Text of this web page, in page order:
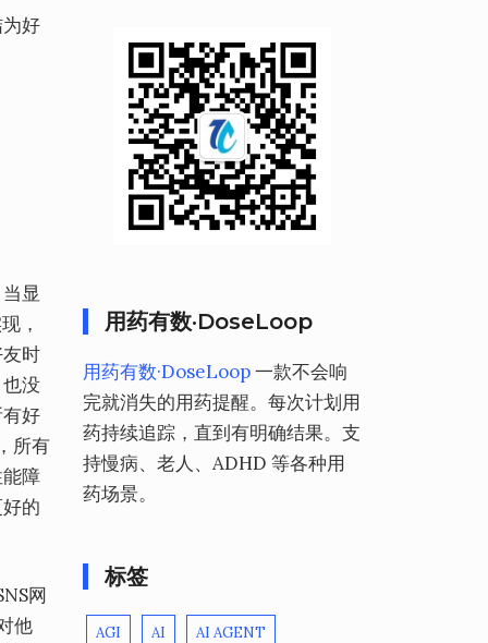
好
显
，
时
没
好
所有
障
的
网
他
用药有数·DoseLoop
用药有数·DoseLoop一款不会响
完就消失的用药提醒。每次计划用
药持续追踪，直到有明确结果。支
持慢病、老人、ADHD 等各种用
药场景。
标签
AGI AI AI AGENT